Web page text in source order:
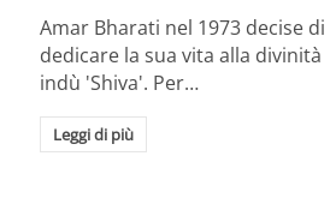
Amar Bharati nel 1973 decise di
dedicare la sua vita alla divinità
indù 'Shiva'. Per…
Leggi di più